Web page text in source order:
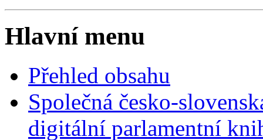
Hlavní menu
Přehled obsahu
Společná česko-
digitální parlamentní